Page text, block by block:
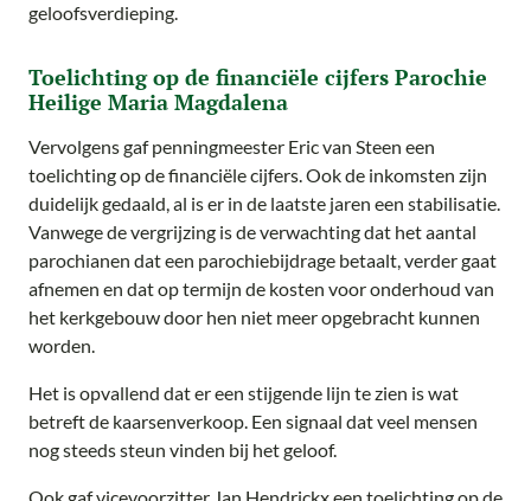
geloofsverdieping.
Toelichting op de financiële cijfers Parochie
Heilige Maria Magdalena
Vervolgens gaf penningmeester Eric van Steen een
toelichting op de financiële cijfers. Ook de inkomsten zijn
duidelijk gedaald, al is er in de laatste jaren een stabilisatie.
Vanwege de vergrijzing is de verwachting dat het aantal
parochianen dat een parochiebijdrage betaalt, verder gaat
afnemen en dat op termijn de kosten voor onderhoud van
het kerkgebouw door hen niet meer opgebracht kunnen
worden.
Het is opvallend dat er een stijgende lijn te zien is wat
betreft de kaarsenverkoop. Een signaal dat veel mensen
nog steeds steun vinden bij het geloof.